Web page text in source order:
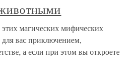
магических мифических
для вас приключением,
а если при этом вы откроете